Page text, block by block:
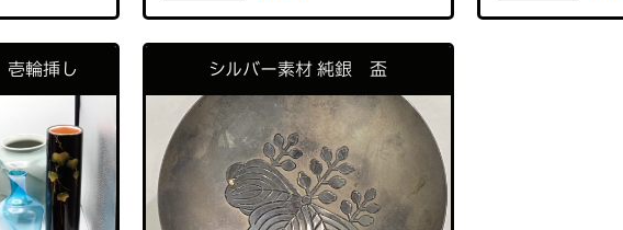
輪挿し シルバー素材 純銀 盃